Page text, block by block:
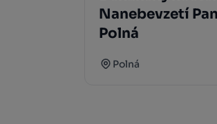
Nanebevzetí
Polná
Polná